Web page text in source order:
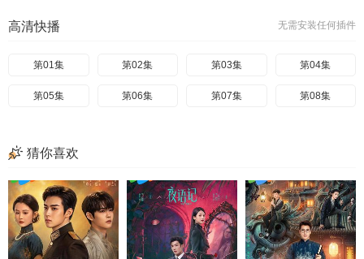
无需安装任何插件
高清快播
第01集 第02集 第03集 第04集
第05集 第06集 第07集 第08集
猜你喜欢